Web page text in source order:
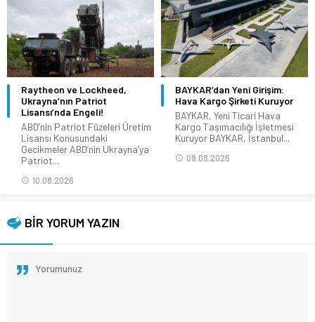
Raytheon ve Lockheed,
Ukrayna’nın Patriot
Lisansı’nda Engeli!
ABD’nin Patriot Füzeleri Üretim
Lisansı Konusundaki
Gecikmeler ABD’nin Ukrayna’ya
Patriot...
10.08.2026
BAYKAR’dan Yeni Girişim:
Hava Kargo Şirketi Kuruyor
BAYKAR, Yeni Ticari Hava
Kargo Taşımacılığı İşletmesi
Kuruyor BAYKAR, İstanbul...
09.08.2026
BİR YORUM YAZIN